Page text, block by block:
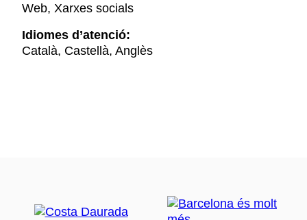
Web, Xarxes socials
Idiomes d’atenció:
Català, Castellà, Anglès